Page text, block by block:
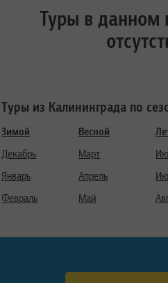
Туры в данном
Туры из Калининграда по
Зимой
Декабрь
Январь
Февраль
Весной
Март
Апрель
Май